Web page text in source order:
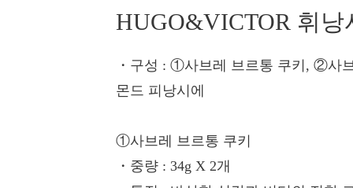
HUGO&VICTOR 휘
・구성 : ①사브레 브르통 쿠키, ②사
몬드 피낭시에
①사브레 브르통 쿠키
・중량 : 34g X 2개